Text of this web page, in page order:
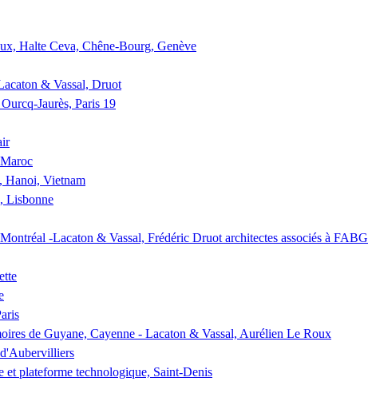
Halte Ceva, Chêne-Bourg, Genève
& Vassal, Druot
Jaurès, Paris 19
Hanoi, Vietnam
Lisbonne
-Lacaton & Vassal, Frédéric Druot architectes associés à FABG
de Guyane, Cayenne - Lacaton & Vassal, Aurélien Le Roux
et plateforme technologique, Saint-Denis